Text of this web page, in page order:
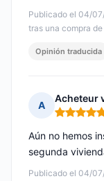
Publicado el 04/
tras una compra
Opinión traducida
A
Acheteur
Nota: 5 de
Publicado el 04/
Aún no hemos
segunda